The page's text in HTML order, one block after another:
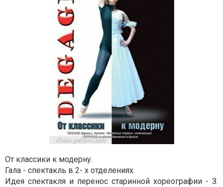
От классики к модерну.
Гала - спектакль в 2- х отделениях.
Идея спектакля и перенос старинной хореографии - З.